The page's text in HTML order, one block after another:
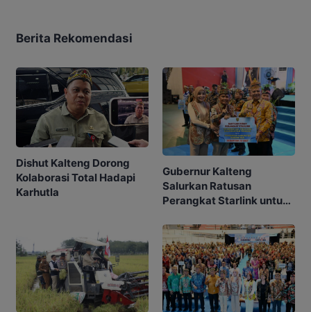
Berita Rekomendasi
Dishut Kalteng Dorong
Kolaborasi Total Hadapi
Karhutla
Gubernur Kalteng
Salurkan Ratusan
Perangkat Starlink untuk